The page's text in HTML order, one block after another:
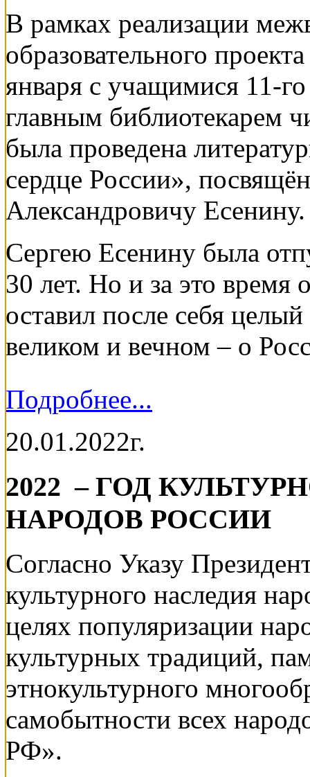
В рамках реализации
образовательного
января с учащимися 11-
главным библиотекарем
была проведена
сердце России»,
Александровичу Есенину.
Сергею Есенину была
30 лет. Но и за это время
оставил после себя
великом и вечном – о
Подробнее...
20.01.2022г.
2022 – ГОД
НАРОДОВ РОССИИ
Согласно Указу
культурного наследия
целях популяризации
культурных традиций,
этнокультурного
самобытности всех
РФ».